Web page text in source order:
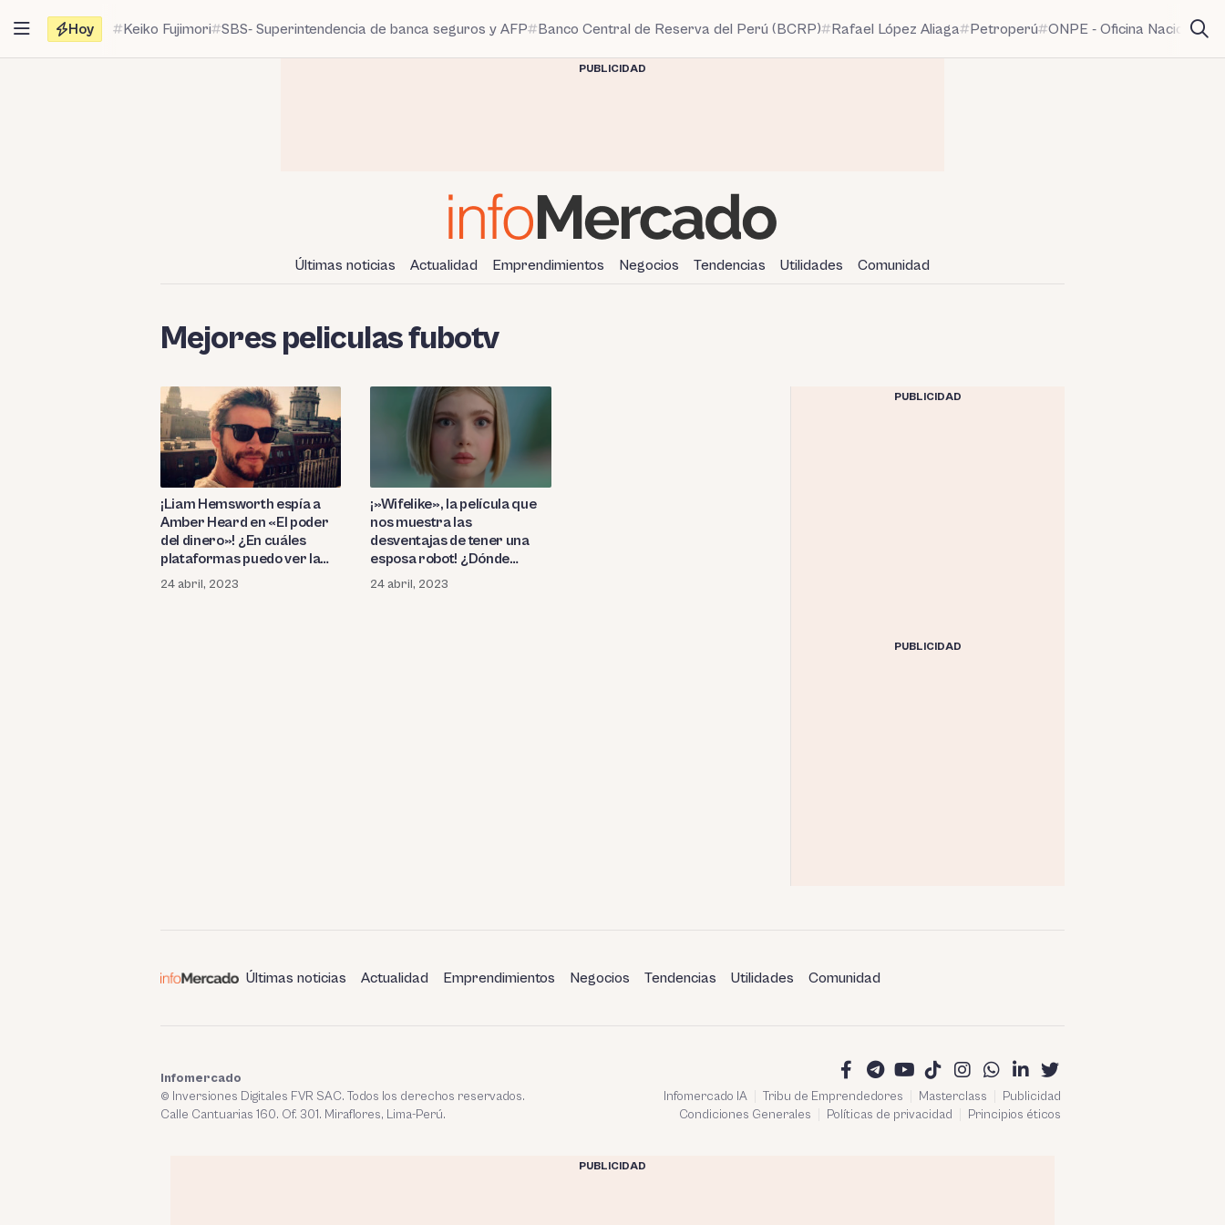
contenido
Hoy Keiko Fujimori SBS- Superintendencia de banca seguros y AFP Banco Central de Reserva del Perú (BCRP) Rafael López Aliaga Petroperú ONPE - Oficina Nacional
PUBLICIDAD
Últimas noticias Actualidad Emprendimientos Negocios Tendencias Utilidades Comunidad
Mejores peliculas fubotv
¡Liam Hemsworth espía a
Amber Heard en «El poder
del dinero»! ¿En cuáles
plataformas puedo ver la
película de espionaje?
24 abril, 2023
¡»Wifelike», la película que
nos muestra las
desventajas de tener una
esposa robot! ¿Dónde
puedo verla en streaming?
24 abril, 2023
PUBLICIDAD
PUBLICIDAD
Últimas noticias Actualidad Emprendimientos Negocios Tendencias Utilidades Comunidad
Infomercado IA Tribu de Emprendedores Masterclass
Publicidad
Condiciones Generales
Políticas de privacidad Principios éticos
Infomercado
© Inversiones Digitales FVR SAC. Todos los derechos reservados.
Calle Cantuarias 160. Of. 301. Miraflores, Lima-Perú.
PUBLICIDAD